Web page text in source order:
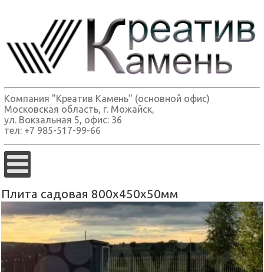
Компания "Креатив Камень" (основной офис)
Московская область, г. Можайск,
ул. Вокзальная 5, офис: 36
тел: +7 985-517-99-66
Плита садовая 800х450х50мм